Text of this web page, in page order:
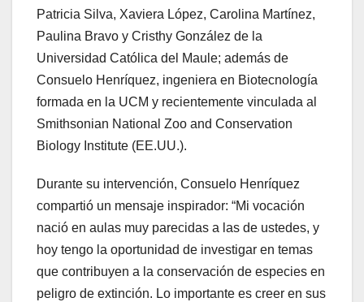
Patricia Silva, Xaviera López, Carolina Martínez,
Paulina Bravo y Cristhy González de la
Universidad Católica del Maule; además de
Consuelo Henríquez, ingeniera en Biotecnología
formada en la UCM y recientemente vinculada al
Smithsonian National Zoo and Conservation
Biology Institute (EE.UU.).
Durante su intervención, Consuelo Henríquez
compartió un mensaje inspirador: “Mi vocación
nació en aulas muy parecidas a las de ustedes, y
hoy tengo la oportunidad de investigar en temas
que contribuyen a la conservación de especies en
peligro de extinción. Lo importante es creer en sus